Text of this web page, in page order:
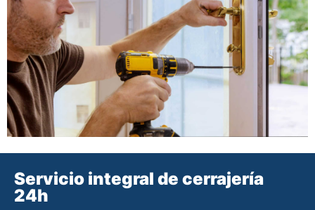
Servicio integral de cerrajería
24h